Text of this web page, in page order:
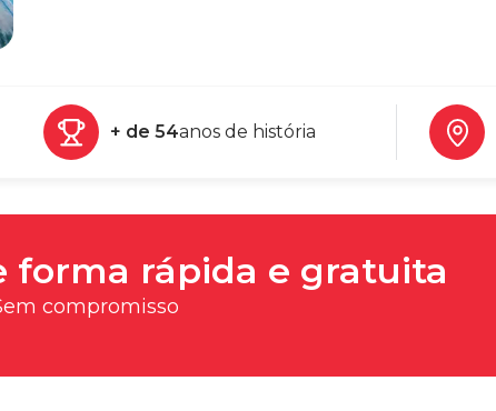
+ de 54anos de história
forma rápida e gratuita
compromisso